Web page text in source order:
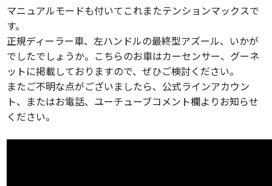
マニュアルモードも付いてこれまたテンションマックスで
す。
正規ディーラー車、左ハンドルの最終型アズール、いかが
でしたでしょうか。こちらのお車はカーセンサー、グーネ
ットに掲載しておりますので、ぜひご検討ください。
またご不明な点がございましたら、公式ラインアカウン
ト、またはお電話、ユーチューブコメント欄よりお知らせ
ください。